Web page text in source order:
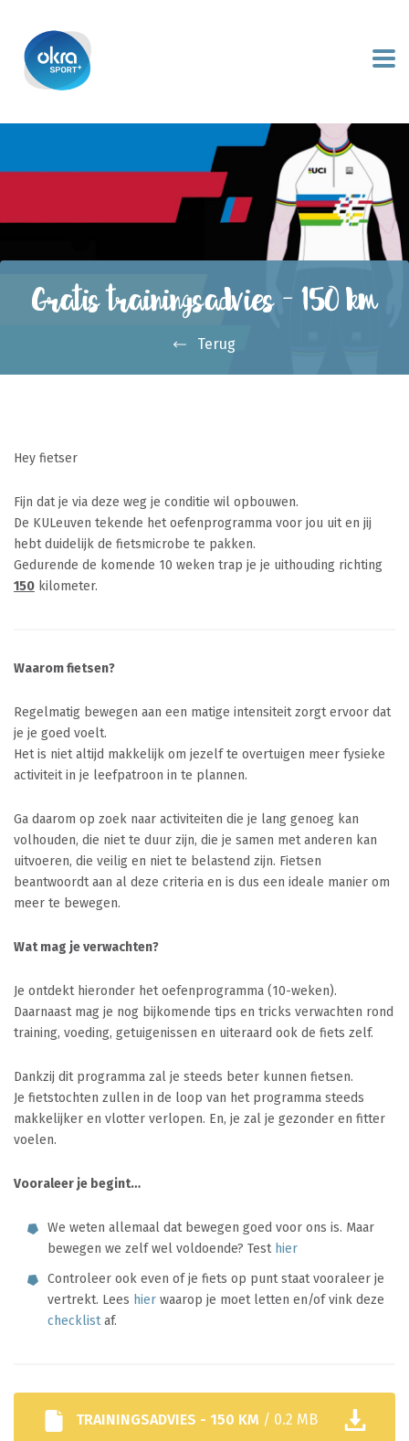
Gratis trainingsadvies – 150 km
Terug
Hey fietser
Fijn dat je via deze weg je conditie wil opbouwen.
De KULeuven tekende het oefenprogramma voor jou uit en jij
hebt duidelijk de fietsmicrobe te pakken.
Gedurende de komende 10 weken trap je je uithouding richting
150 kilometer.
Waarom fietsen?
Regelmatig bewegen aan een matige intensiteit zorgt ervoor dat
je je goed voelt.
Het is niet altijd makkelijk om jezelf te overtuigen meer fysieke
activiteit in je leefpatroon in te plannen.
Ga daarom op zoek naar activiteiten die je lang genoeg kan
volhouden, die niet te duur zijn, die je samen met anderen kan
uitvoeren, die veilig en niet te belastend zijn. Fietsen
beantwoordt aan al deze criteria en is dus een ideale manier om
meer te bewegen.
Wat mag je verwachten?
Je ontdekt hieronder het oefenprogramma (10-weken).
Daarnaast mag je nog bijkomende tips en tricks verwachten rond
training, voeding, getuigenissen en uiteraard ook de fiets zelf.
Dankzij dit programma zal je steeds beter kunnen fietsen.
Je fietstochten zullen in de loop van het programma steeds
makkelijker en vlotter verlopen. En, je zal je gezonder en fitter
voelen.
Vooraleer je begint…
We weten allemaal dat bewegen goed voor ons is. Maar
bewegen we zelf wel voldoende? Test hier
Controleer ook even of je fiets op punt staat vooraleer je
vertrekt. Lees hier waarop je moet letten en/of vink deze
checklistaf.
TRAININGSADVIES - 150 KM / 0.2 MB